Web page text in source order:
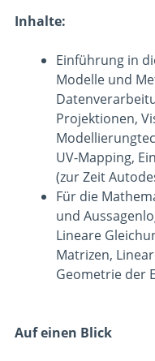
Inhalte:
Einführung in
Modelle und
Projektionen,
UV-Mapping,
(zur Zeit
Für die
und
Lineare
Matrizen,
Geometrie der
Auf einen Blick